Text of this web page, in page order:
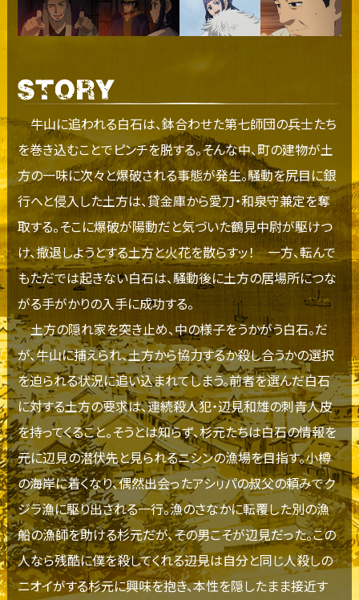
牛山に追われる白石は、鉢合わせた第七師団の兵士たち
を巻き込むことでピンチを脱する。そんな中、町の建物が土
方の一味に次々と爆破される事態が発生。騒動を尻目に銀
行へと侵入した土方は、貸金庫から愛刀・和泉守兼定を奪
取する。そこに爆破が陽動だと気づいた鶴見中尉が駆けつ
け、撤退しようとする土方と火花を散らすッ！ 一方、転んで
もただでは起きない白石は、騒動後に土方の居場所につな
がる手がかりの入手に成功する。
土方の隠れ家を突き止め、中の様子をうかがう白石。だ
が、牛山に捕えられ、土方から協力するか殺し合うかの選択
を迫られる状況に追い込まれてしまう。前者を選んだ白石
に対する土方の要求は、連続殺人犯・辺見和雄の刺青人皮
を持ってくること。そうとは知らず、杉元たちは白石の情報を
元に辺見の潜伏先と見られるニシンの漁場を目指す。小樽
の海岸に着くなり、偶然出会ったアシㇼパの叔父の頼みでク
ジラ漁に駆り出される一行。漁のさなかに転覆した別の漁
船の漁師を助ける杉元だが、その男こそが辺見だった。この
人なら残酷に僕を殺してくれる――辺見は自分と同じ人殺しの
ニオイがする杉元に興味を抱き、本性を隠したまま接近す